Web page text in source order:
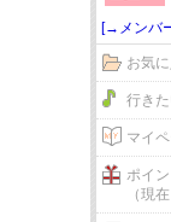
[→メンバ
お気に
行き
マイ
ポイ
（現